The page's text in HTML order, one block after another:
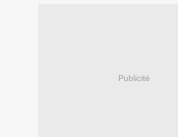
Publicité